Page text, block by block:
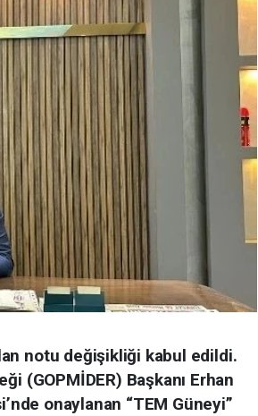
notu değişikliği kabul edildi.
(GOPMİDER) Başkanı Erhan
onaylanan “TEM Güneyi”